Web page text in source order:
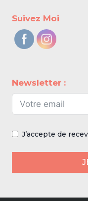
Suivez Moi
Newsletter :
J’accepte de